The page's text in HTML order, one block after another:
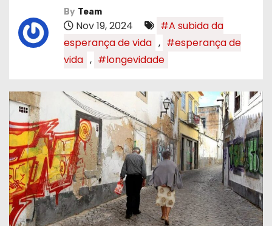
By Team
Nov 19, 2024
#A subida da
esperança de vida , #esperança de
vida , #longevidade